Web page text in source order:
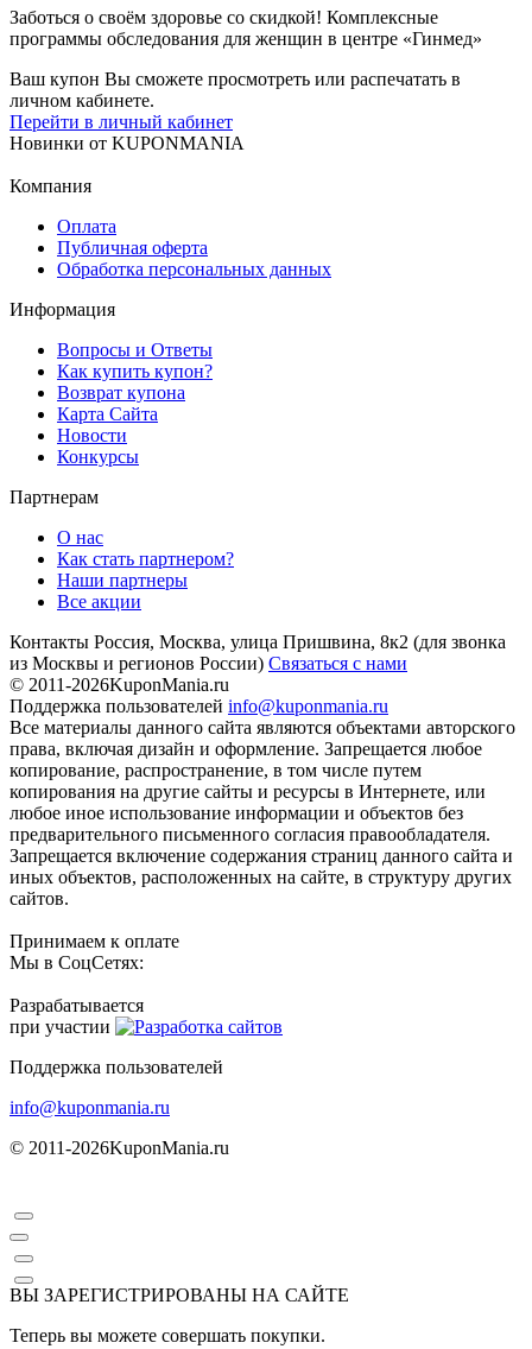
Заботься о своём здоровье со скидкой! Комплексные
программы обследования для женщин в центре «Гинмед»
Ваш купон Вы сможете просмотреть или распечатать в
личном кабинете.
Перейти в личный кабинет
Новинки от KUPONMANIA
Компания
Оплата
Публичная оферта
Обработка персональных данных
Информация
Вопросы и Ответы
Как купить купон?
Возврат купона
Карта Сайта
Новости
Конкурсы
Партнерам
О нас
Как стать партнером?
Наши партнеры
Все акции
Контакты Россия, Москва, улица Пришвина, 8к2 (для звонка
из Москвы и регионов России) Связаться с нами
© 2011-2026KuponMania.ru
Поддержка пользователей info@kuponmania.ru
Все материалы данного сайта являются объектами авторского
права, включая дизайн и оформление. Запрещается любое
копирование, распространение, в том числе путем
копирования на другие сайты и ресурсы в Интернете, или
любое иное использование информации и объектов без
предварительного письменного согласия правообладателя.
Запрещается включение содержания страниц данного сайта и
иных объектов, расположенных на сайте, в структуру других
сайтов.
Принимаем к оплате
Мы в СоцСетях:
Разрабатывается
при участии
Поддержка пользователей
info@kuponmania.ru
© 2011-2026KuponMania.ru
ВЫ ЗАРЕГИСТРИРОВАНЫ НА САЙТЕ
Теперь вы можете совершать покупки.